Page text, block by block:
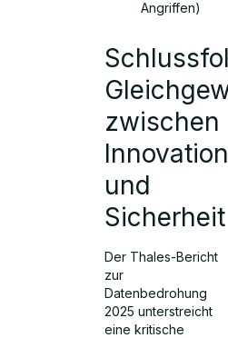
Angriffen)
zwischen
Innovation
und
Sicherheit
Der Thales-Bericht
zur
Datenbedrohung
2025 unterstreicht
eine kritische